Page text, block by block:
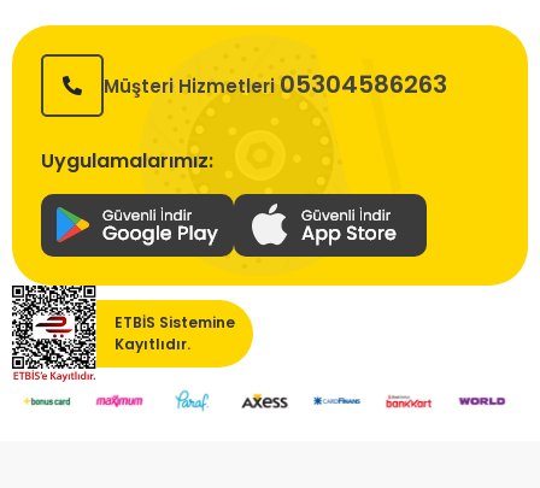
Müşteri Hizmetleri 05304586263
Uygulamalarımız:
ETBİS Sistemine
Kayıtlıdır.